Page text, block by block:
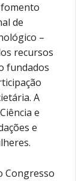
de
–
recursos
fundados
A
e
e
Congresso